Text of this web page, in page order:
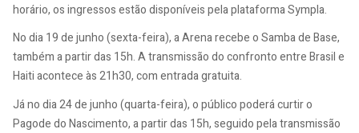
horário, os ingressos estão disponíveis pela plataforma Sympla.
No dia 19 de junho (sexta-feira), a Arena recebe o Samba de Base,
também a partir das 15h. A transmissão do confronto entre Brasil e
Haiti acontece às 21h30, com entrada gratuita.
Já no dia 24 de junho (quarta-feira), o público poderá curtir o
Pagode do Nascimento, a partir das 15h, seguido pela transmissão